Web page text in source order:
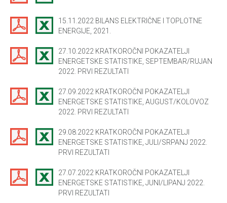
15.11.2022 BILANS ELEKTRIČNE I TOPLOTNE
ENERGIJE, 2021.
27.10.2022 KRATKOROČNI POKAZATELJI
ENERGETSKE STATISTIKE, SEPTEMBAR/RUJAN
2022. PRVI REZULTATI
27.09.2022 KRATKOROČNI POKAZATELJI
ENERGETSKE STATISTIKE, AUGUST/KOLOVOZ
2022. PRVI REZULTATI
29.08.2022 KRATKOROČNI POKAZATELJI
ENERGETSKE STATISTIKE, JULI/SRPANJ 2022.
PRVI REZULTATI
27.07.2022 KRATKOROČNI POKAZATELJI
ENERGETSKE STATISTIKE, JUNI/LIPANJ 2022.
PRVI REZULTATI